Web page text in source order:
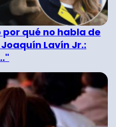
qué no habla de
Lavín Jr.: